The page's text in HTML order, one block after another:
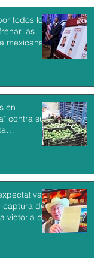
todos los
las
mexicana y
en
contra su
mexicano
captura de
victoria de